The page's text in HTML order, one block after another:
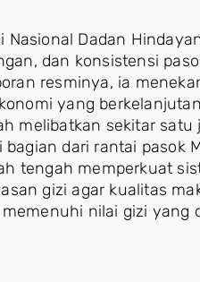
Nasional Dadan
dan konsistensi
resminya, ia
yang
melibatkan sekitar satu
dari rantai pasok
tengah memperkuat
gizi agar kualitas
nilai gizi yang